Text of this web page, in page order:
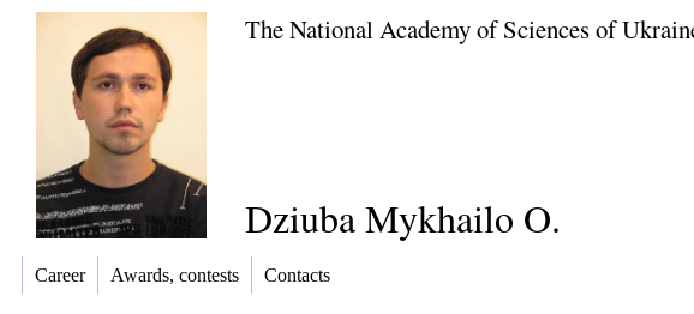
The National Academy of Sciences of
Dziuba Mykhailo O.
Career Awards, contests Contacts